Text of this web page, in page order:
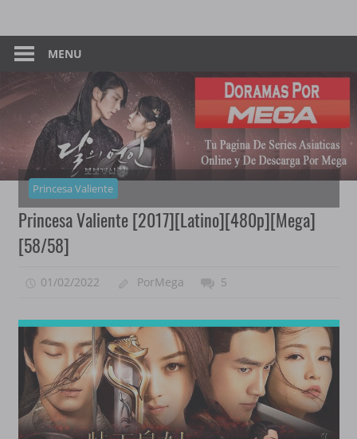
content
Dorama
–
Por
Mega
Pagina
Descarga
Por
Mega
MENU
Princesa Valiente
Princesa Valiente [2017][Latino][480p][Mega]
[58/58]
01/02/2022 PorMega 5